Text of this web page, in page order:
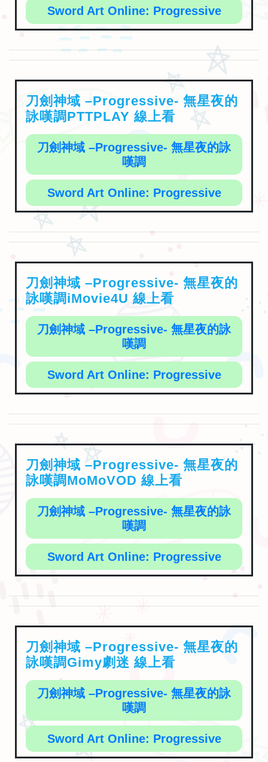
Sword Art Online: Progressive
刀劍神域 –Progressive- 無星夜的
詠嘆調PTTPLAY 線上看
刀劍神域 –Progressive- 無星夜的詠
嘆調
Sword Art Online: Progressive
刀劍神域 –Progressive- 無星夜的
詠嘆調iMovie4U 線上看
刀劍神域 –Progressive- 無星夜的詠
嘆調
Sword Art Online: Progressive
刀劍神域 –Progressive- 無星夜的
詠嘆調MoMoVOD 線上看
刀劍神域 –Progressive- 無星夜的詠
嘆調
Sword Art Online: Progressive
刀劍神域 –Progressive- 無星夜的
詠嘆調Gimy劇迷 線上看
刀劍神域 –Progressive- 無星夜的詠
嘆調
Sword Art Online: Progressive